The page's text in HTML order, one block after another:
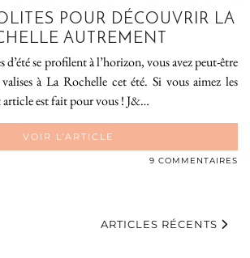
POUR DÉCOUVRIR LA
AUTREMENT
d’été se profilent à l’horizon, vous avez peut-être
à La Rochelle cet été. Si vous aimez les
est fait pour vous ! J&…
VOIR L’ARTICLE
9 COMMENTAIRES
ARTICLES RÉCENTS